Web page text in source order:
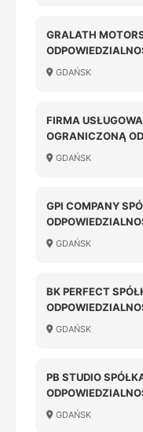
GRALATH
GDAŃSK
FIRMA
OGRANICZONĄ
GDAŃSK
GPI COMPANY
GDAŃSK
BK PERFECT
GDAŃSK
PB STUDIO
GDAŃSK